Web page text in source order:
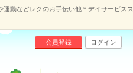
運動などレクのお手伝い他＊デイサービス
会員登録 ログイン